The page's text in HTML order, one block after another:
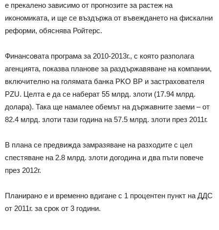
е прекалено зависимо от прогнозите за растеж на
икономиката, и ще се въздържа от въвеждането на фискални
реформи, обяснява Ройтерс.
Финансовата програма за 2010-2013г., с която разполага
агенцията, показва планове за раздържавяване на компании,
включително на голямата банка PKO BP и застрахователя
PZU. Целта е да се наберат 55 млрд. злоти (17.94 млрд.
долара). Така ще намалее обемът на държавните заеми – от
82.4 млрд. злоти тази година на 57.5 млрд. злоти през 2011г.
В плана се предвижда замразяване на разходите с цел
спестяване на 2.8 млрд. злоти догодина и два пъти повече
през 2012г.
Планирано е и временно вдигане с 1 процентен пункт на ДДС
от 2011г. за срок от 3 години.